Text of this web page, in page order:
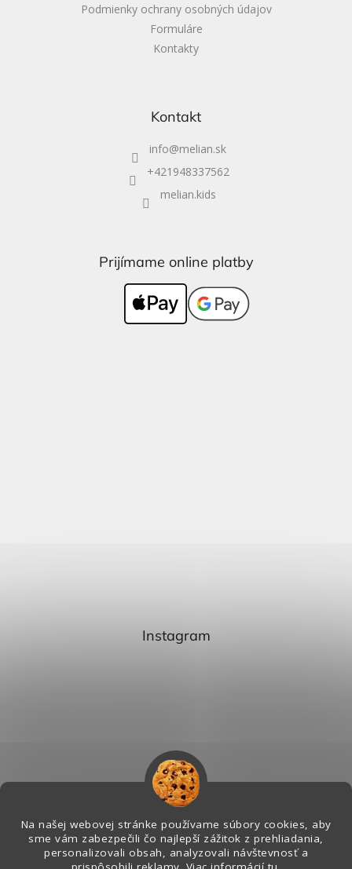
Na našej webovej stránke používame súbory cookies, aby
sme vám zabezpečili čo najlepší zážitok z prehliadania,
personalizovali obsah, analyzovali návštevnosť a
Podmienky ochrany osobných údajov
Formuláre
Kontakty
Kontakt
info@melian.sk
+421948337562
melian.kids
Prijímame online platby
Instagram
Sledovať na Instagrame